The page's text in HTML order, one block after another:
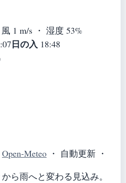
1 m/s ・ 湿度 53%
日の入 18:48
Open-Meteo ・ 自動更新 ・
ら雨へと変わる見込み。